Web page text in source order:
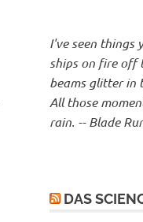
I've seen things
ships on fire off
beams glitter in
All those
rain. -- Blade
DAS